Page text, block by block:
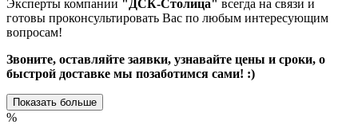
Эксперты компании "ДСК-Столица" всегда на связи и
готовы проконсультировать Вас по любым интересующим
вопросам!
Звоните, оставляйте заявки, узнавайте цены и сроки, о
быстрой доставке мы позаботимся сами! :)
Показать больше
%